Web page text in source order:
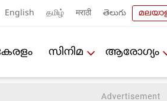
English தமிழ் मराठी తెలుగు
സിനിമ ആരോഗ്യം